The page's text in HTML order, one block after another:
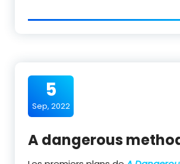
5
Sep, 2022
A dangerous